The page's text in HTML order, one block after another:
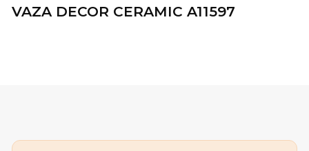
VAZA DECOR CERAMIC A11597